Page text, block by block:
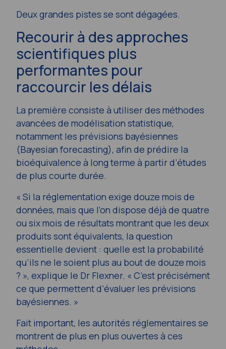
Deux grandes pistes se sont dégagées.
Recourir à des approches
scientifiques plus
performantes pour
raccourcir les délais
La première consiste à utiliser des méthodes
avancées de modélisation statistique,
notamment les prévisions bayésiennes
(Bayesian forecasting), afin de prédire la
bioéquivalence à long terme à partir d’études
de plus courte durée.
« Si la réglementation exige douze mois de
données, mais que l’on dispose déjà de quatre
ou six mois de résultats montrant que les deux
produits sont équivalents, la question
essentielle devient : quelle est la probabilité
qu’ils ne le soient plus au bout de douze mois
? », explique le Dr Flexner. « C’est précisément
ce que permettent d’évaluer les prévisions
bayésiennes. »
Fait important, les autorités réglementaires se
montrent de plus en plus ouvertes à ces